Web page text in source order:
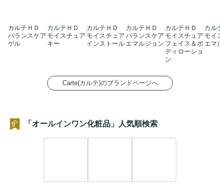
カルテＨＤ
バランスケア
ゲル
カルテＨＤ
モイスチュア
キー
カルテＨＤ
モイスチュア
インストール
カルテＨＤ
バランスケア
エマルジョン
カルテＨＤ
モイスチュア
フェイス＆ボ
ディローショ
ン
カ
モイ
エマ
Carte(カルテ)のブランドページへ
「オールインワン化粧品」人気順検索